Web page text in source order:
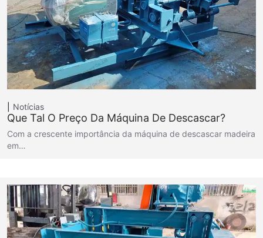
Notícias
Que Tal O Preço Da Máquina De Descascar?
Com a crescente importância da máquina de descascar madeira
em…